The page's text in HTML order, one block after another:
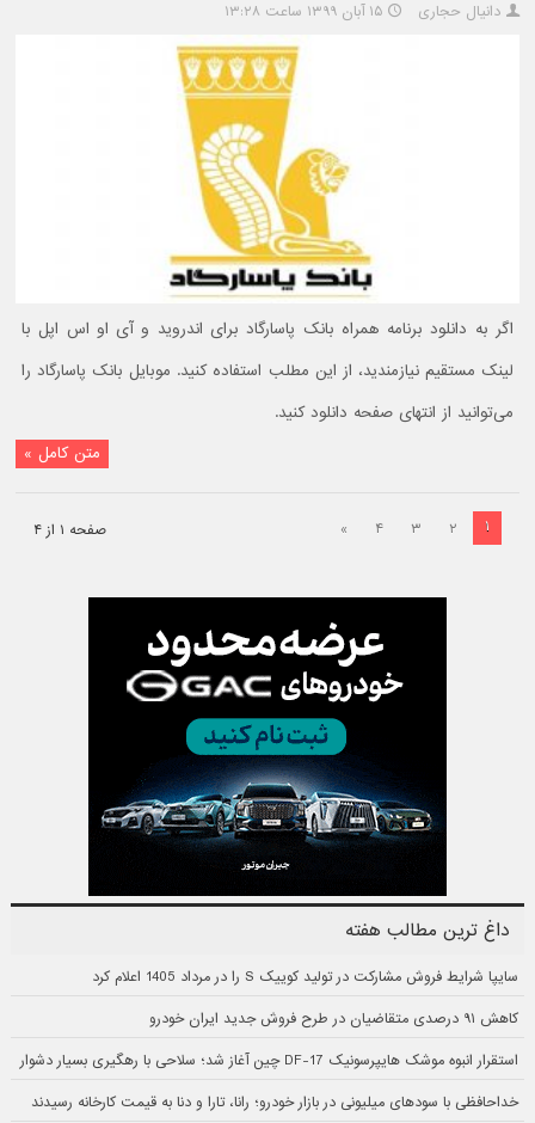
دانیال حجاری ۱۵ آبان ۱۳۹۹ ساعت ۱۳:۲۸
اگر به دانلود برنامه همراه بانک پاسارگاد برای اندروید و آی او اس اپل با
لینک مستقیم نیازمندید، از این مطلب استفاده کنید. موبایل بانک پاسارگاد را
می‌توانید از انتهای صفحه دانلود کنید.
متن کامل »
صفحه ۱ از ۴ ۱ ۲ ۳ ۴ »
داغ ترین مطالب هفته
سایپا شرایط فروش مشارکت در تولید کوییک S را در مرداد 1405 اعلام کرد
کاهش ۹۱ درصدی متقاضیان در طرح فروش جدید ایران خودرو
استقرار انبوه موشک هایپرسونیک DF-17 چین آغاز شد؛ سلاحی با رهگیری بسیار دشوار
خداحافظی با سودهای میلیونی در بازار خودرو؛ رانا، تارا و دنا به قیمت کارخانه رسیدند